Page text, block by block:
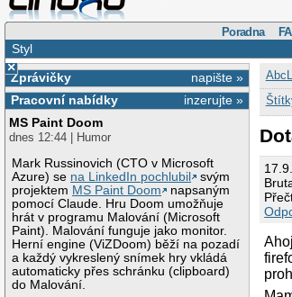
Poradna
Styl
×
napište »
Zprávičky
inzerujte »
Pracovní nabídky
MS Paint Doom
dnes 12:44 | Humor
Mark Russinovich (CTO v Microsoft
Azure) se na LinkedIn pochlubil
svým
projektem MS Paint Doom
napsaným
pomocí Claude. Hru Doom umožňuje
hrát v programu Malování (Microsoft
Paint). Malování funguje jako monitor.
Herní engine (ViZDoom) běží na pozadí
a každý vykreslený snímek hry vkládá
automaticky přes schránku (clipboard)
do Malování.